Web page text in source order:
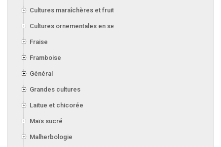
Cultures maraîchères et fruitières en serre
Cultures ornementales en serre
Fraise
Framboise
Général
Grandes cultures
Laitue et chicorée
Maïs sucré
Malherbologie